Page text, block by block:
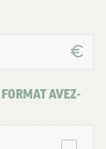
AVEZ-